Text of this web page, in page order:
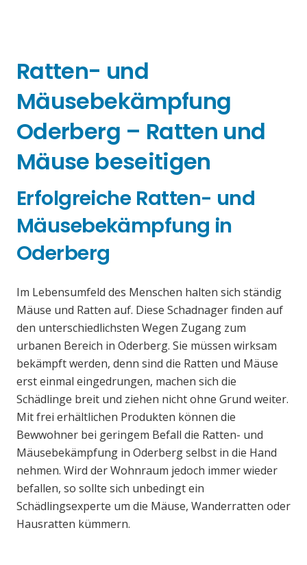
Ratten- und
Mäusebekämpfung
Oderberg – Ratten und
Mäuse beseitigen
Erfolgreiche Ratten- und
Mäusebekämpfung in
Oderberg
Im Lebensumfeld des Menschen halten sich ständig
Mäuse und Ratten auf. Diese Schadnager finden auf
den unterschiedlichsten Wegen Zugang zum
urbanen Bereich in Oderberg. Sie müssen wirksam
bekämpft werden, denn sind die Ratten und Mäuse
erst einmal eingedrungen, machen sich die
Schädlinge breit und ziehen nicht ohne Grund weiter.
Mit frei erhältlichen Produkten können die
Bewwohner bei geringem Befall die Ratten- und
Mäusebekämpfung in Oderberg selbst in die Hand
nehmen. Wird der Wohnraum jedoch immer wieder
befallen, so sollte sich unbedingt ein
Schädlingsexperte um die Mäuse, Wanderratten oder
Hausratten kümmern.